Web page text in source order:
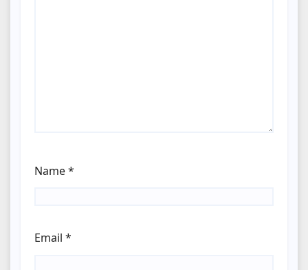
Name*
Email *